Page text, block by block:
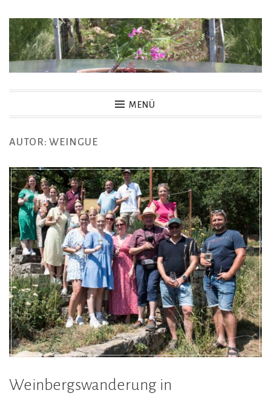
Zum
Inhalt
springen
MENÜ
AUTOR:WEINGUE
Weinbergswanderung in